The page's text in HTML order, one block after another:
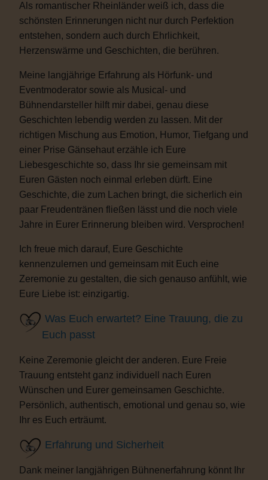
Als romantischer Rheinländer weiß ich, dass die
schönsten Erinnerungen nicht nur durch Perfektion
entstehen, sondern auch durch Ehrlichkeit,
Herzenswärme und Geschichten, die berühren.
Meine langjährige Erfahrung als Hörfunk- und
Eventmoderator sowie als Musical- und
Bühnendarsteller hilft mir dabei, genau diese
Geschichten lebendig werden zu lassen. Mit der
richtigen Mischung aus Emotion, Humor, Tiefgang und
einer Prise Gänsehaut erzähle ich Eure
Liebesgeschichte so, dass Ihr sie gemeinsam mit
Euren Gästen noch einmal erleben dürft. Eine
Geschichte, die zum Lachen bringt, die sicherlich ein
paar Freudentränen fließen lässt und die noch viele
Jahre in Eurer Erinnerung bleiben wird. Versprochen!
Ich freue mich darauf, Eure Geschichte
kennenzulernen und gemeinsam mit Euch eine
Zeremonie zu gestalten, die sich genauso anfühlt, wie
Eure Liebe ist: einzigartig.
Was Euch erwartet? Eine Trauung, die zu
Euch passt
Keine Zeremonie gleicht der anderen. Eure Freie
Trauung entsteht ganz individuell nach Euren
Wünschen und Eurer gemeinsamen Geschichte.
Persönlich, authentisch, emotional und genau so, wie
Ihr es Euch erträumt.
Erfahrung und Sicherheit
Dank meiner langjährigen Bühnenerfahrung könnt Ihr